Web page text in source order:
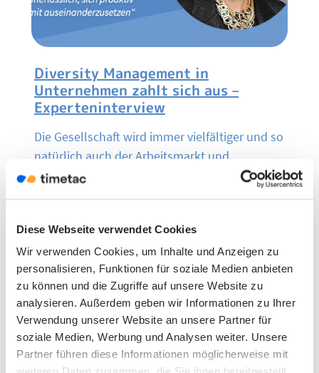
Diese Webseite verwendet Cookies
Wir verwenden Cookies, um Inhalte und Anzeigen zu
personalisieren, Funktionen für soziale Medien anbieten
zu können und die Zugriffe auf unsere Website zu
analysieren. Außerdem geben wir Informationen zu Ihrer
Verwendung unserer Website an unsere Partner für
soziale Medien, Werbung und Analysen weiter. Unsere
Partner führen diese Informationen möglicherweise mit
Diversity Management in
Unternehmen zahlt sich aus –
Experteninterview
Die Gesellschaft wird immer vielfältiger und so
natürlich auch der Arbeitsmarkt und
Belegschaften. Warum sollten sich
Vielfalt in der Belegschaft? Wie können
Verantwortliche im Unternehmen eine
produktive Atmosphäre erreichen? Diese und
weitere Fragen haben wir Jutta Rump gefragt.
Sie gehört zu den wichtigsten Professoren für
Personalmanagement im deutschsprachigen
Raum.